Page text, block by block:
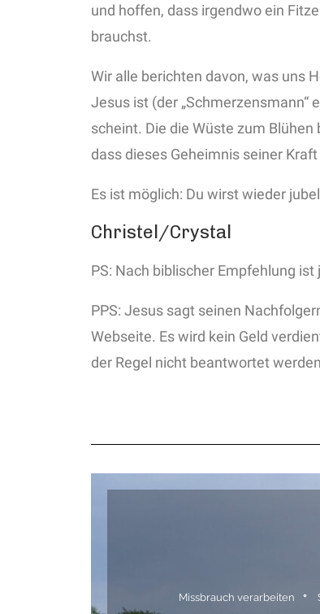
und hoffen, dass irgendwo ein
brauchst.
Wir alle berichten davon, was uns
Jesus ist (der „Schmerzensmann“
scheint. Die die Wüste zum
dass dieses Geheimnis seiner
Es ist möglich: Du wirst wieder
Christel/Crystal
PS: Nach biblischer Empfehlung
PPS: Jesus sagt seinen
Webseite. Es wird kein Geld
der Regel nicht beantwortet
Missbrauch verarbeiten